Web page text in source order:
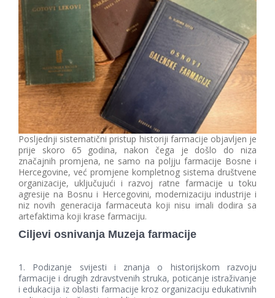
Posljednji sistematični pristup historiji farmacije objavljen je
prije skoro 65 godina, nakon čega je došlo do niza
značajnih promjena, ne samo na poljju farmacije Bosne i
Hercegovine, već promjene kompletnog sistema društvene
organizacije, uključujući i razvoj ratne farmacije u toku
agresije na Bosnu i Hercegovini, modernizaciju industrije i
niz novih generacija farmaceuta koji nisu imali dodira sa
artefaktima koji krase farmaciju.
Ciljevi osnivanja Muzeja farmacije
Podizanje svijesti i znanja o historijskom razvoju
farmacije i drugih zdravstvenih struka, poticanje istraživanje
i edukacija iz oblasti farmacije kroz organizaciju edukativnih